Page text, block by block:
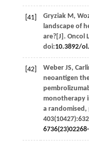
[41] Gryziak M,
landscape of
are?[J]. Oncol
doi:10.3892/
[42] Weber JS,
neoantigen
monotherapy
a randomised,
403